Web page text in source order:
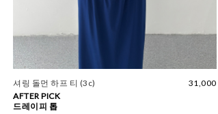
셔링 돌먼 하프 티 (3c)
31,000
AFTER PICK
드레이피 톱